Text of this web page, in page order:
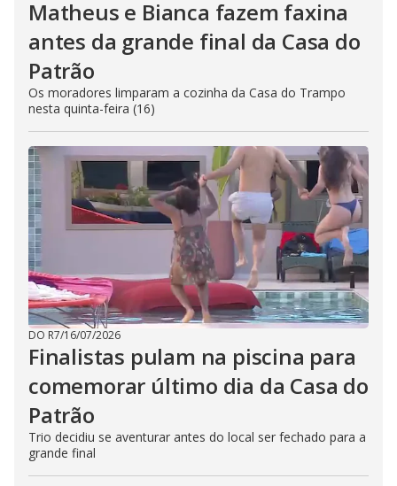
Matheus e Bianca fazem faxina
antes da grande final da Casa do
Patrão
Os moradores limparam a cozinha da Casa do Trampo
nesta quinta-feira (16)
DO R7/16/07/2026
Finalistas pulam na piscina para
comemorar último dia da Casa do
Patrão
Trio decidiu se aventurar antes do local ser fechado para a
grande final